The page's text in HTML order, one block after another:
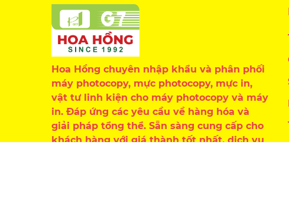
Hoa Hồng chuyên nhập khẩu và phân phối
máy photocopy, mực photocopy, mực in,
vật tư linh kiện cho máy photocopy và máy
in. Đáp ứng các yêu cầu về hàng hóa và
giải pháp tổng thể. Sẵn sàng cung cấp cho
khách hàng với giá thành tốt nhất, dịch vụ